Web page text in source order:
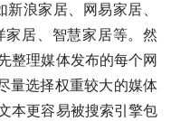
居、智慧家居等。然
整理媒体发布的每个网
量选择权重较大的媒体
本更容易被搜索引擎包